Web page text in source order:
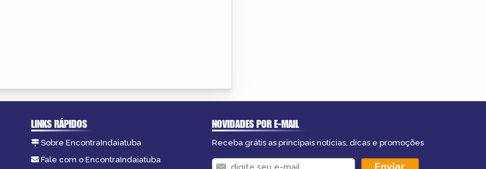
LINKS RÁPIDOS
Sobre EncontraIndaiatuba
Fale com o EncontraIndaiatuba
NOVIDADES POR E-MAIL
Receba grátis as principais notícias, dicas e promoções